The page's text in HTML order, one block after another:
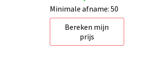
Minimale afname: 50
Bereken mijn
prijs